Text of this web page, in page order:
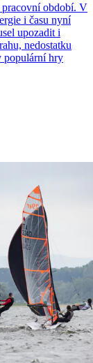
pracovní období. V
i času nyní
upozadit i
nedostatku
populární hry